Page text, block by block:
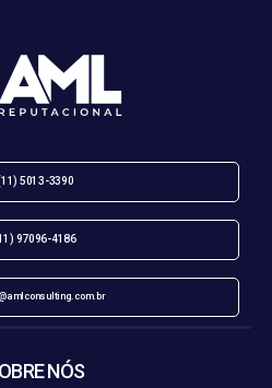
5013-3390
97096-4186
NÓS